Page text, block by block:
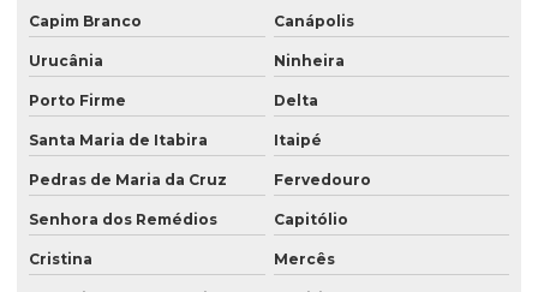
Capim Branco Canápolis
Urucânia Ninheira
Porto Firme Delta
Santa Maria de Itabira Itaipé
Pedras de Maria da Cruz Fervedouro
Senhora dos Remédios Capitólio
Cristina Mercês